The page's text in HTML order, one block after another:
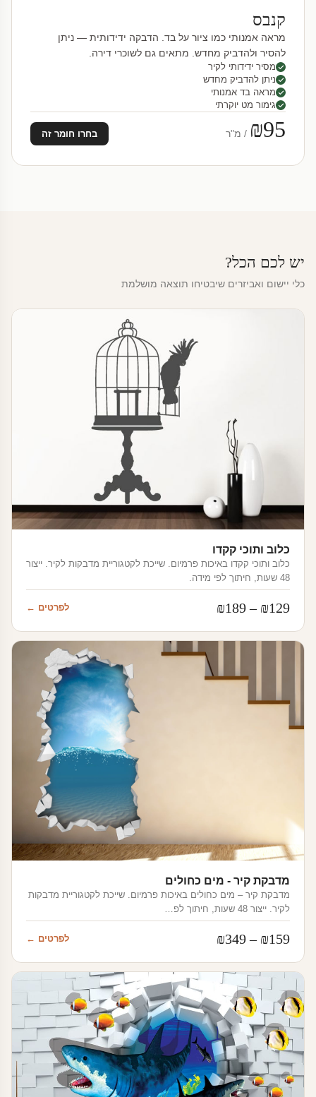
קנבס
מראה אמנותי כמו ציור על בד. הדבקה ידידותית — ניתן
להסיר ולהדביק מחדש. מתאים גם לשוכרי דירה.
מסיר ידידותי לקיר
ניתן להדביק מחדש
מראה בד אמנותי
גימור מט יוקרתי
₪95 / מ"ר בחרו חומר זה
יש לכם הכל?
כלי יישום ואביזרים שיבטיחו תוצאה מושלמת
כלוב ותוכי קקדו
כלוב ותוכי קקדו באיכות פרמיום. שייכת לקטגוריית מדבקות לקיר. ייצור
48 שעות, חיתוך לפי מידה.
₪129
–
₪189
מחירים:
עד
לפרטים ←
מדבקת קיר - מים כחולים
מדבקת קיר – מים כחולים באיכות פרמיום. שייכת לקטגוריית מדבקות
לקיר. ייצור 48 שעות, חיתוך לפ…
₪159
–
₪349
מחירים:
עד
לפרטים ←